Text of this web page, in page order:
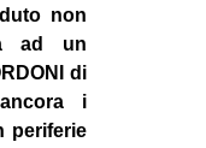
non
ad un
di
i
periferie